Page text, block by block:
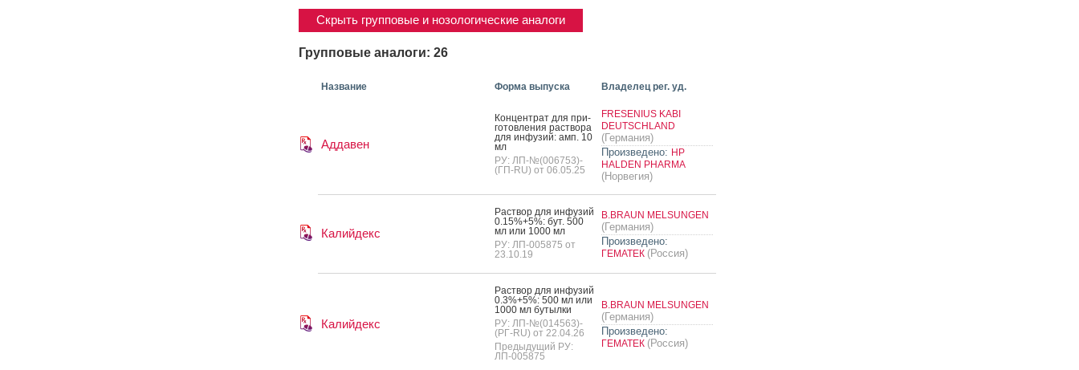
Скрыть групповые и нозологические аналоги
Групповые аналоги: 26
Название Форма выпуска Владелец рег. уд.
Аддавен
Кон­цен­трат для при­
готов­ле­ния рас­тво­ра
для ин­фу­зий: амп. 10
мл
РУ: ЛП-№(006753)-
(ГП-RU) от 06.05.25
FRESENIUS KABI
DEUTSCHLAND
(Германия)
Произведено: HP
HALDEN PHARMA
(Норвегия)
Калийдекс
Рас­твор для ин­фу­зий
0.15%+5%: бут. 500
мл или 1000 мл
РУ: ЛП-005875 от
23.10.19
B.BRAUN MELSUNGEN
(Германия)
Произведено:
ГЕМАТЕК (Россия)
Калийдекс
Рас­твор для ин­фу­зий
0.3%+5%: 500 мл или
1000 мл бу­тыл­ки
РУ: ЛП-№(014563)-
(РГ-RU) от 22.04.26
Предыдущий РУ:
ЛП-005875
B.BRAUN MELSUNGEN
(Германия)
Произведено:
ГЕМАТЕК (Россия)